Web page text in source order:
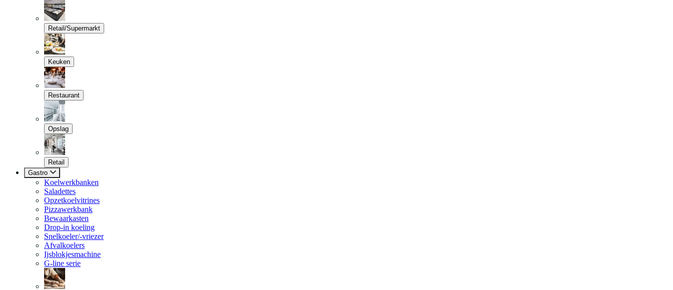
Retail/Supermarkt
Keuken
Restaurant
Opslag
Retail
Gastro
Koelwerkbanken
Saladettes
Opzetkoelvitrines
Pizzawerkbank
Bewaarkasten
Drop-in koeling
Snelkoeler/-vriezer
Afvalkoelers
Ijsblokjesmachine
G-line serie